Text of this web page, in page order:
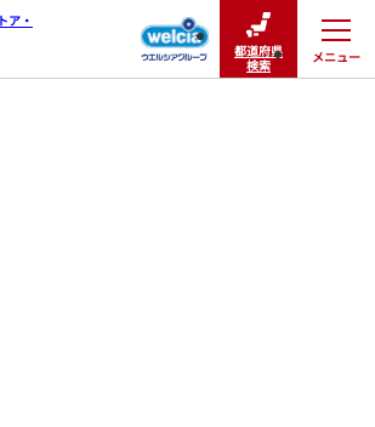
ア・
都道府県
検索
メニュー
閉じる